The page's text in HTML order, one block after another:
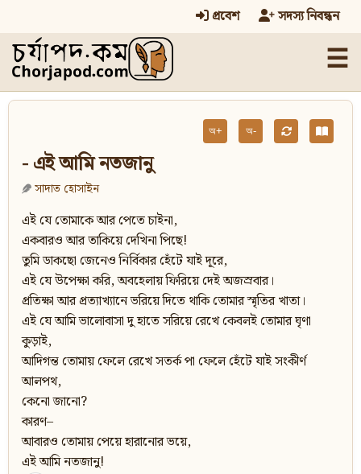
প্রবেশ সদস্য নিবন্ধন
☰
অ+ অ-
- এই আমি নতজানু
সাদাত হোসাইন
এই যে তোমাকে আর পেতে চাইনা,
একবারও আর তাকিয়ে দেখিনা পিছে!
তুমি ডাকছো জেনেও নির্বিকার হেঁটে যাই দূরে,
এই যে উপেক্ষা করি, অবহেলায় ফিরিয়ে দেই অজস্রবার।
প্রতিক্ষা আর প্রত্যাখ্যানে ভরিয়ে দিতে থাকি তোমার স্মৃতির খাতা।
এই যে আমি ভালোবাসা দু হাতে সরিয়ে রেখে কেবলই তোমার ঘৃণা
কুড়াই,
আদিগন্ত তোমায় ফেলে রেখে সতর্ক পা ফেলে হেঁটে যাই সংকীর্ণ
আলপথ,
কেনো জানো?
কারণ–
আবারও তোমায় পেয়ে হারানোর ভয়ে,
এই আমি নতজানু!